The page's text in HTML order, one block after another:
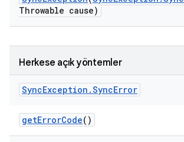
Throwable cause)
Herkese açık yöntemler
SyncException .SyncError
getErrorCode()